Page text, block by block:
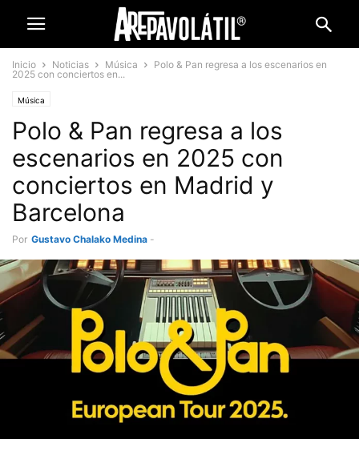
Inicio Noticias Música
Polo & Pan regresa a los escenarios en
2025 con conciertos en...
Música
Polo & Pan regresa a los
escenarios en 2025 con
conciertos en Madrid y
Barcelona
Por Gustavo Chalako Medina -